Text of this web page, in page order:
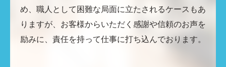
め、職人として困難な局面に立たされるケースもあ
りますが、お客様からいただく感謝や信頼のお声を
励みに、責任を持って仕事に打ち込んでおります。